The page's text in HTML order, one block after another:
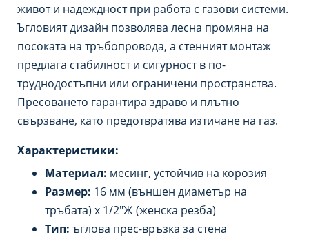
живот и надеждност при работа с газови системи.
Ъгловият дизайн позволява лесна промяна на
посоката на тръбопровода, а стенният монтаж
предлага стабилност и сигурност в по-
труднодостъпни или ограничени пространства.
Пресоването гарантира здраво и плътно
свързване, като предотвратява изтичане на газ.
Характеристики:
Материал: месинг, устойчив на корозия
Размер: 16 мм (външен диаметър на
тръбата) x 1/2″Ж (женска резба)
Тип: ъглова прес-връзка за стена